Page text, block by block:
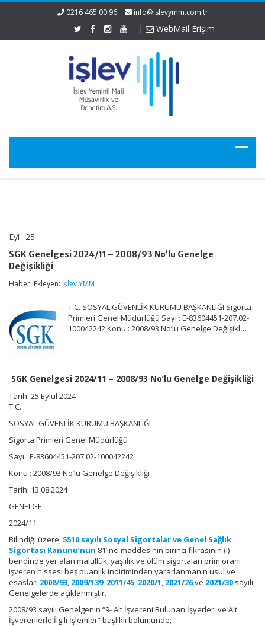
0216 465 00 96 info@islevymm.com.tr
| WebMail Erişim
Eyl 25
2024/11
–
No’lu
Değişikliği
için
SGK Genelgesi 2024/11 – 2008/93 No’lu Genelge
Değişikliği
Haberi Ekleyen: İşlev YMM
T.C. SOSYAL GÜVENLİK KURUMU BAŞKANLIĞI Sigorta
Primleri Genel Müdürlüğü Sayı : E-83604451-207.02-
100042242 Konu : 2008/93 No’lu Genelge Değişikl…
SGK Genelgesi 2024/11 – 2008/93 No’lu Genelge Değişikliği
Tarih: 25 Eylül 2024
T.C.
SOSYAL GÜVENLİK KURUMU BAŞKANLIĞI
Sigorta Primleri Genel Müdürlüğü
Sayı : E-83604451-207.02-100042242
Konu : 2008/93 No’lu Genelge Değişikliği
Tarih: 13.08.2024
GENELGE
2024/11
Bilindiği üzere, 5510 sayılı Sosyal Sigortalar ve Genel Sağlık
Sigortası Kanunu’nun 81’inci maddesinin birinci fıkrasının (ı)
bendinde yer alan malullük, yaşlılık ve ölüm sigortaları prim oranı
işveren hissesi beş puanlık indiriminden yararlanmanın usul ve
esasları 2008/93, 2009/139, 2011/45, 2020/1, 2021/26ve 2021/30 sayılı
Genelgelerde açıklanmıştır.
2008/93 sayılı Genelgenin “9- Alt İşvereni Bulunan İşyerleri ve Alt
İşverenlerle İlgili İşlemler” başlıklı bölümünde;